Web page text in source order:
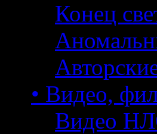
Конец
• Видео,
Видео